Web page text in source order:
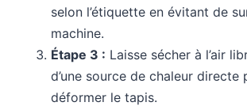
selon l’étiquette en évitant de
machine.
Étape 3 : Laisse sécher à l’air
d’une source de chaleur directe
déformer le tapis.